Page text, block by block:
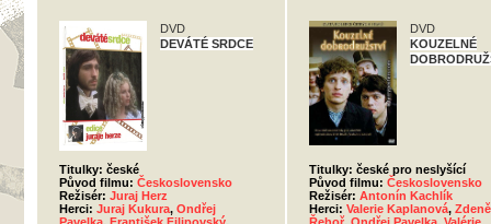
DVD
DEVÁTÉ SRDCE
Titulky: české
Původ filmu: Československo
Režisér: Juraj Herz
Herci: Juraj Kukura, Ondřej
DVD
KOUZELNÉ
Titulky: české pro neslyšící
Původ filmu: Československo
Režisér: Antonín Kachlík
Herci: Valerie Kaplanová,